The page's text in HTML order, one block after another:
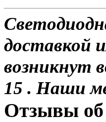
доставкой
возникнут
15 . Наши
Отзывы об